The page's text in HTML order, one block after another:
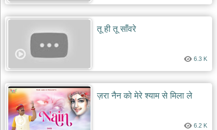
आज
day
जोड़ें
add
bhajans
तू ही तू साँवरे
6.3 K
ज़रा नैन को मेरे श्याम से मिला ले
6.2 K